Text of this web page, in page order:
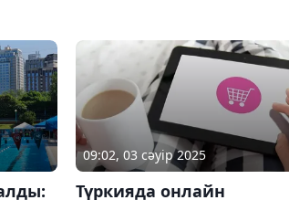
09:02, 03 сәуір 2025
Түркияда онлайн